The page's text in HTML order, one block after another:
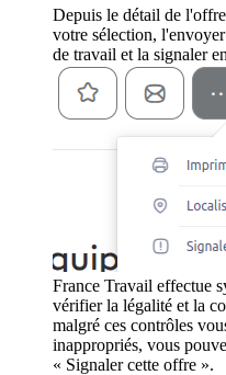
Depuis le détail de
votre sélection,
de travail et la signaler
France Travail effectue
vérifier la légalité et la
malgré ces contrôles
inappropriés, vous
« Signaler cette offre ».